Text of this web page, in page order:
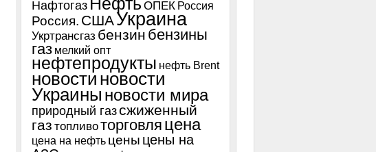
Нафтогаз ОПЕК Россия
Россия. СШАУкраина
Укртрансгаз бензин бензины
газ мелкий опт
нефтепродукты нефть Brent
новости новости
Украины новости мира
природный газсжиженный
газ топливоторговля цена
цена на нефть цены цены на